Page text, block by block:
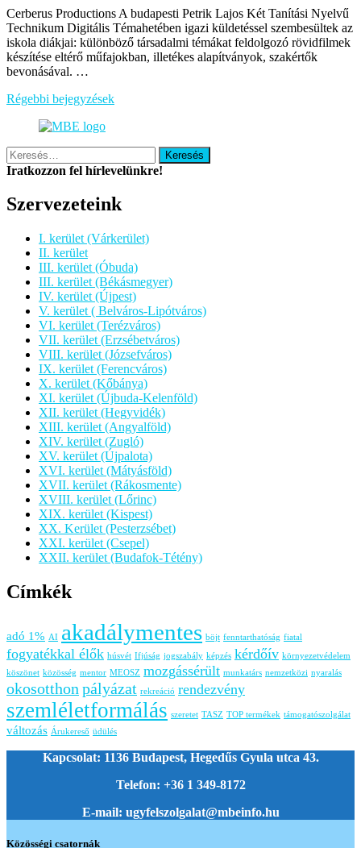
Cerberus Productions A budapesti Petrik Lajos Két Tanítási Nyelvű
Technikum Digitális Témahetében igazi küldetéssel szembesültek az
iskola diákjai: különböző társadalmi témákat feldolgozó rövidfilmek
készítése eltérő műfajokban, illetékes alapítványok, szakértők
bevonásával. …
Bejegyzés
navigáció
Régebbi bejegyzések
Keresés:
Iratkozzon fel hírlevelünkre!
Szervezeteink
I. kerület (Várkerület)
II. kerület
III. kerület (Óbuda)
III. kerület (Békásmegyer)
IV. kerület (Újpest)
V. kerület ( Belváros-Lipótváros)
VI. kerület (Terézváros)
VII. kerület (Erzsébetváros)
VIII. kerület (Józsefváros)
IX. kerület (Ferencváros)
X. kerület (Kőbánya)
XI. kerület (Újbuda-Kelenföld)
XII. kerület (Hegyvidék)
XIII. kerület (Angyalföld)
XIV. kerület (Zugló)
XV. kerület (Újpalota)
XVI. kerület (Mátyásföld)
XVII. kerület (Rákosmente)
XVIII. kerület (Lőrinc)
XIX. kerület (Kispest)
XX. Kerület (Pesterzsébet)
XXI. kerület (Csepel)
XXII. kerület (Budafok-Tétény)
Címkék
adó 1% AI akadálymentes böjt fenntarthatóság fiatal
fogyatékkal élők húsvét Ifjúság jogszabály képzés kérdőív környezetvédelem
köszönet közösség mentor MEOSZ mozgássérült munkatárs nemzetközi nyaralás
okosotthon pályázat rekreáció rendezvény
szemléletformálás szeretet TASZ TOP termékek támogatószolgálat
változás Árukereső üdülés
Kapcsolat: 1136 Budapest, Hegedűs Gyula utca 43.
Telefon: +36 1 349-8172
E-mail: ugyfelszolgalat@mbeinfo.hu
Közösségi csatornák